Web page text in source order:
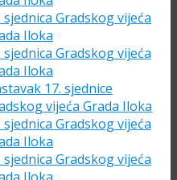
sjednica Gradskog vijeća
Iloka
sjednica Gradskog vijeća
Iloka
17. sjednice
vijeća Grada Iloka
sjednica Gradskog vijeća
Iloka
sjednica Gradskog vijeća